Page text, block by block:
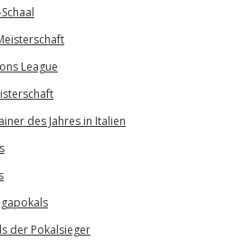
League
des Jahres in Italien
der Pokalsieger